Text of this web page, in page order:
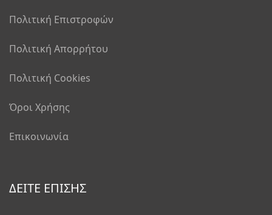
Πολιτική Επιστροφών
Πολιτική Απορρήτου
Πολιτική Cookies
Όροι Χρήσης
Επικοινωνία
ΔΕΙΤΕ ΕΠΙΣΗΣ